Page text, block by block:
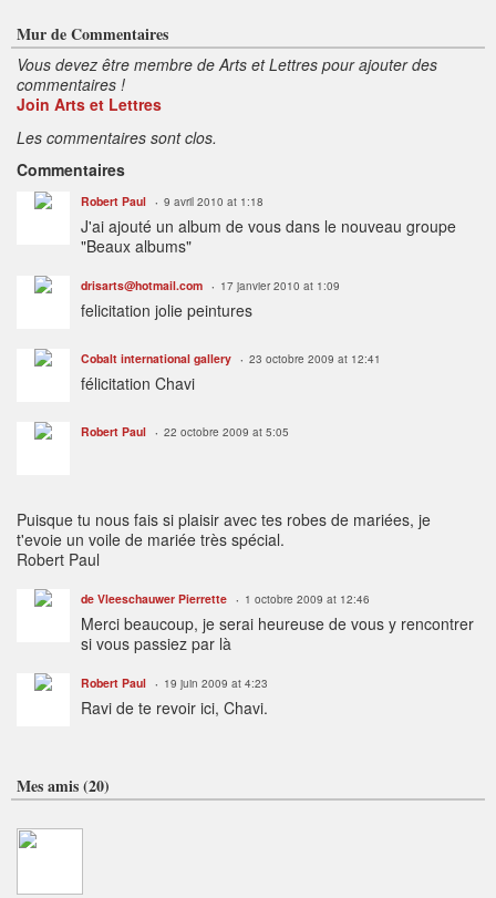
Mur de Commentaires
Vous devez être membre de Arts et Lettres pour ajouter des
commentaires !
Join Arts et Lettres
Les commentaires sont clos.
Commentaires
Robert Paul 9 avril 2010 at 1:18
J'ai ajouté un album de vous dans le nouveau groupe
"Beaux albums"
drisarts@hotmail.com 17 janvier 2010 at 1:09
felicitation jolie peintures
Cobalt international gallery 23 octobre 2009 at 12:41
félicitation Chavi
Robert Paul 22 octobre 2009 at 5:05
Puisque tu nous fais si plaisir avec tes robes de mariées, je
t'evoie un voile de mariée très spécial.
Robert Paul
de Vleeschauwer Pierrette 1 octobre 2009 at 12:46
Merci beaucoup, je serai heureuse de vous y rencontrer
si vous passiez par là
Robert Paul 19 juin 2009 at 4:23
Ravi de te revoir ici, Chavi.
Mes amis (20)